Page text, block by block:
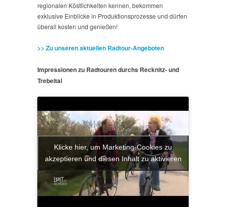
regionalen Köstlichkeiten kennen, bekommen
exklusive Einblicke in Produktionsprozesse und dürfen
überall kosten und genießen!
>> Zu unseren aktuellen Radtour-Angeboten
Impressionen zu Radtouren durchs Recknitz- und
Trebeltal
Klicke hier, um Marketing-Cookies zu
akzeptieren und diesen Inhalt zu aktivieren